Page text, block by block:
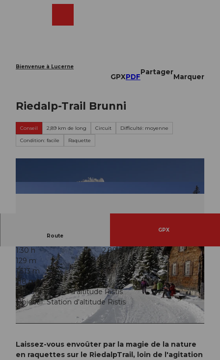
Bienvenue à Lucerne
GPXPDF
Partager
Marquer
Riedalp-Trail Brunni
Conseil 2,89 km de long Circuit
Difficulté: moyenne
Condition: facile
Raquette
© Engelberg - Titlis Tourismus, Engelberg-Titlis Tourismus
Route
GPX
1:30 h
2,89 km
129 m
124 m
1.513 m
1.631 m
118 m
Départ: Station d'altitude Ristis
Objectif: Station d'altitude Ristis
Laissez-vous envoûter par la magie de la nature
en raquettes sur le RiedalpTrail, loin de l'agitation